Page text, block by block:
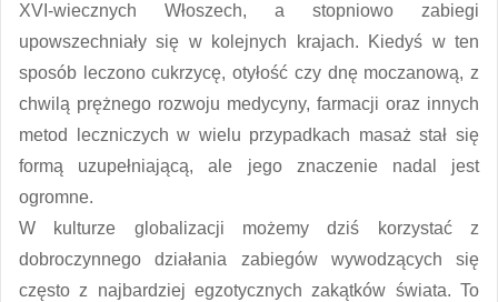
XVI-wiecznych Włoszech, a stopniowo zabiegi
upowszechniały się w kolejnych krajach. Kiedyś w ten
sposób leczono cukrzycę, otyłość czy dnę moczanową, z
chwilą prężnego rozwoju medycyny, farmacji oraz innych
metod leczniczych w wielu przypadkach masaż stał się
formą uzupełniającą, ale jego znaczenie nadal jest
ogromne.
W kulturze globalizacji możemy dziś korzystać z
dobroczynnego działania zabiegów wywodzących się
często z najbardziej egzotycznych zakątków świata. To